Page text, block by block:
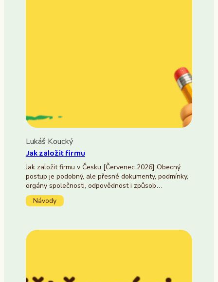
Lukáš Koucký
Jak založit firmu
Jak založit firmu v Česku [Červenec 2026] Obecný
postup je podobný, ale přesné dokumenty, podmínky,
orgány společnosti, odpovědnost i způsob…
Návody